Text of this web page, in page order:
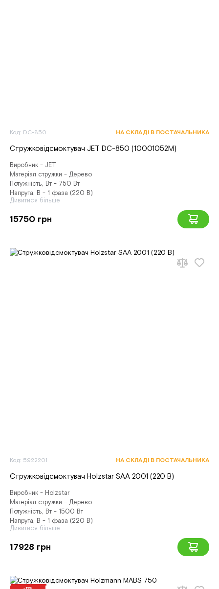
Код: DC-850 НА СКЛАДІ В ПОСТАЧАЛЬНИКА
Стружковідсмоктувач JET DC-850 (10001052M)
Виробник - JET
Матеріал стружки - Дерево
Потужність, Вт - 750 Вт
Напруга, В - 1 фаза (220 В)
Дивитися більше
15750 грн
Код: 5922201 НА СКЛАДІ В ПОСТАЧАЛЬНИКА
Стружковідсмоктувач Holzstar SAA 2001 (220 В)
Виробник - Holzstar
Матеріал стружки - Дерево
Потужність, Вт - 1500 Вт
Напруга, В - 1 фаза (220 В)
Дивитися більше
17928 грн